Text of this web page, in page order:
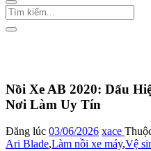
Nồi Xe AB 2020: Dấu
Nơi Làm Uy Tín
Đăng lúc 03/06/2026 xace
Ari Blade,Làm nồi xe máy,Vệ